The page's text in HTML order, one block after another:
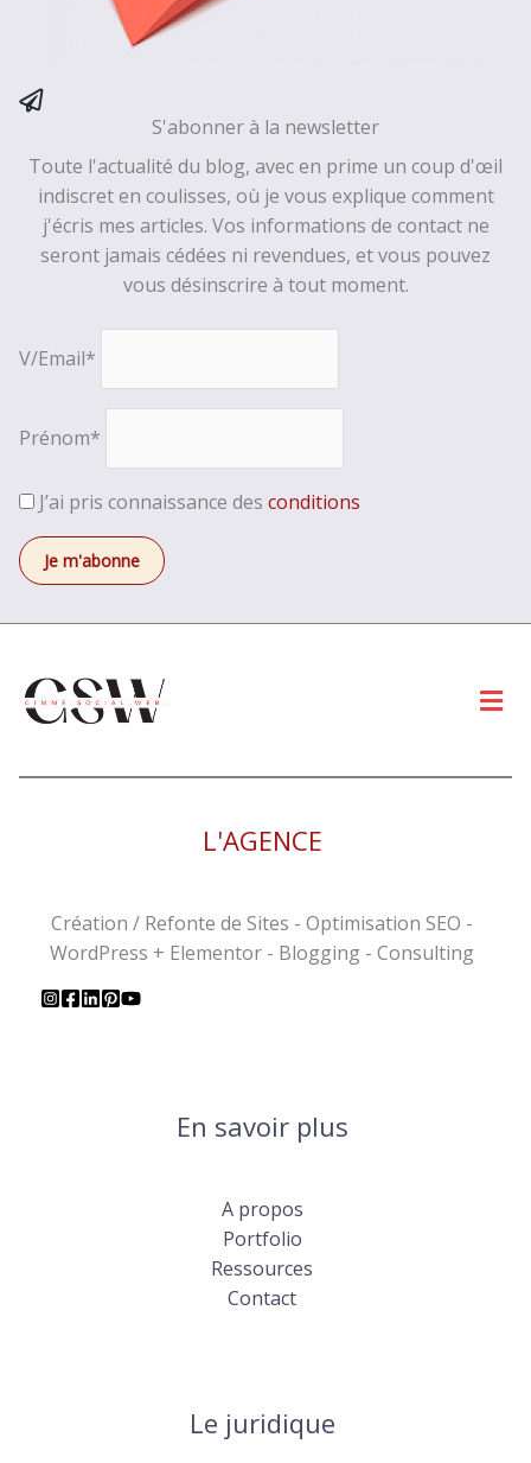
S'abonner à la newsletter
Toute l'actualité du blog, avec en prime un coup d'œil
indiscret en coulisses, où je vous explique comment
j'écris mes articles. Vos informations de contact ne
seront jamais cédées ni revendues, et vous pouvez
vous désinscrire à tout moment.
V/Email*
Prénom*
J’ai pris connaissance des conditions
L'AGENCE
Création / Refonte de Sites - Optimisation SEO -
WordPress + Elementor - Blogging - Consulting
En savoir plus
A propos
Portfolio
Ressources
Contact
Le juridique